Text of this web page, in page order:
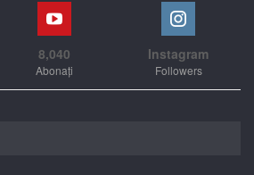
8,040
Abonați
Instagram
Followers